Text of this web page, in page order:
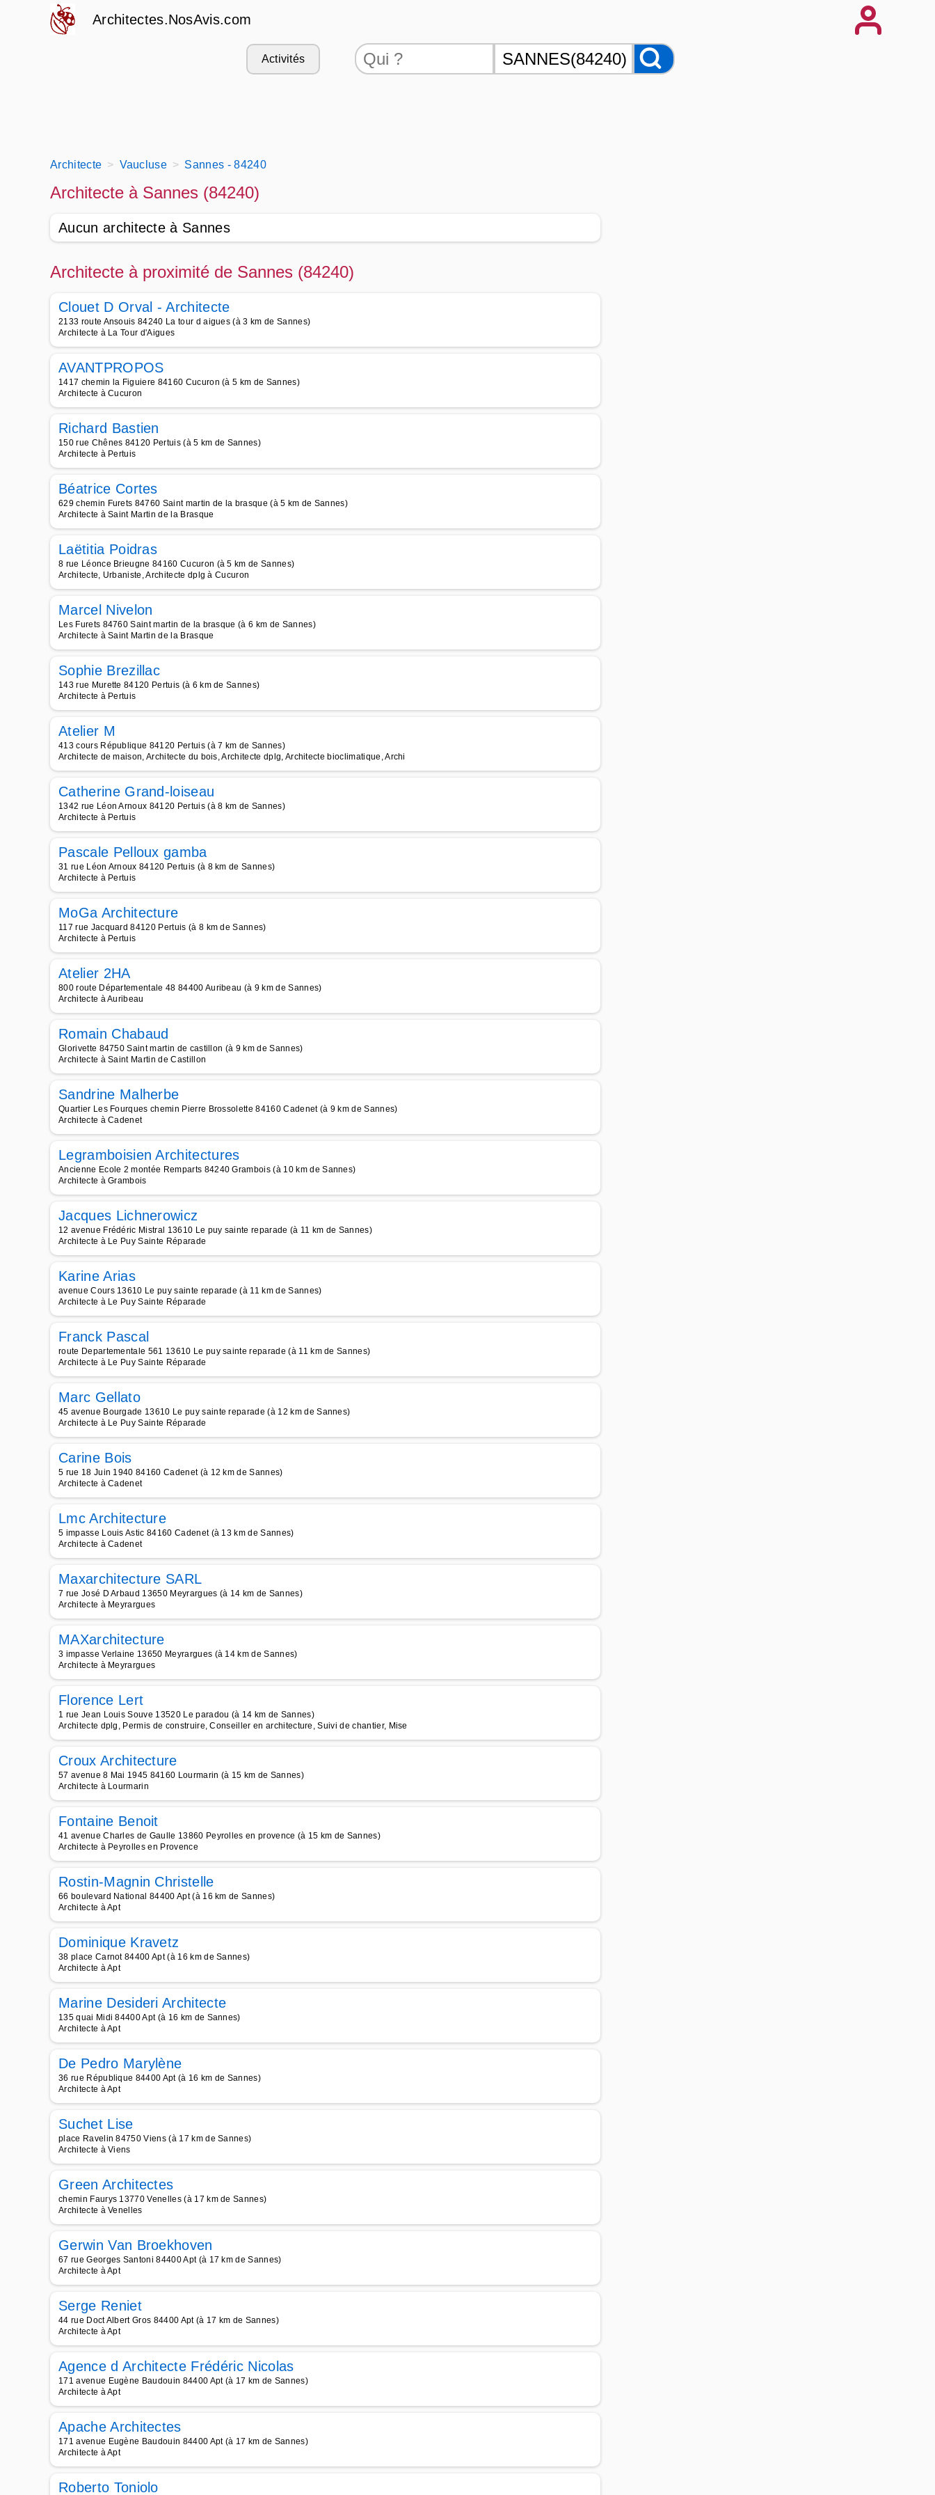
Architectes.NosAvis.com
Activités
Architecte Vaucluse Sannes - 84240
Architecte à Sannes (84240)
Aucun architecte à Sannes
Architecte à proximité de Sannes (84240)
Clouet D Orval - Architecte
2133 route Ansouis 84240 La tour d aigues (à 3 km de Sannes)
Architecte à La Tour d'Aigues
AVANTPROPOS
1417 chemin la Figuiere 84160 Cucuron (à 5 km de Sannes)
Architecte à Cucuron
Richard Bastien
150 rue Chênes 84120 Pertuis (à 5 km de Sannes)
Architecte à Pertuis
Béatrice Cortes
629 chemin Furets 84760 Saint martin de la brasque (à 5 km de Sannes)
Architecte à Saint Martin de la Brasque
Laëtitia Poidras
8 rue Léonce Brieugne 84160 Cucuron (à 5 km de Sannes)
Architecte, Urbaniste, Architecte dplg à Cucuron
Marcel Nivelon
Les Furets 84760 Saint martin de la brasque (à 6 km de Sannes)
Architecte à Saint Martin de la Brasque
Sophie Brezillac
143 rue Murette 84120 Pertuis (à 6 km de Sannes)
Architecte à Pertuis
Atelier M
413 cours République 84120 Pertuis (à 7 km de Sannes)
Architecte de maison, Architecte du bois, Architecte dplg, Architecte bioclimatique, Archi
Catherine Grand-loiseau
1342 rue Léon Arnoux 84120 Pertuis (à 8 km de Sannes)
Architecte à Pertuis
Pascale Pelloux gamba
31 rue Léon Arnoux 84120 Pertuis (à 8 km de Sannes)
Architecte à Pertuis
MoGa Architecture
117 rue Jacquard 84120 Pertuis (à 8 km de Sannes)
Architecte à Pertuis
Atelier 2HA
800 route Départementale 48 84400 Auribeau (à 9 km de Sannes)
Architecte à Auribeau
Romain Chabaud
Glorivette 84750 Saint martin de castillon (à 9 km de Sannes)
Architecte à Saint Martin de Castillon
Sandrine Malherbe
Quartier Les Fourques chemin Pierre Brossolette 84160 Cadenet (à 9 km de Sannes)
Architecte à Cadenet
Legramboisien Architectures
Ancienne Ecole 2 montée Remparts 84240 Grambois (à 10 km de Sannes)
Architecte à Grambois
Jacques Lichnerowicz
12 avenue Frédéric Mistral 13610 Le puy sainte reparade (à 11 km de Sannes)
Architecte à Le Puy Sainte Réparade
Karine Arias
avenue Cours 13610 Le puy sainte reparade (à 11 km de Sannes)
Architecte à Le Puy Sainte Réparade
Franck Pascal
route Departementale 561 13610 Le puy sainte reparade (à 11 km de Sannes)
Architecte à Le Puy Sainte Réparade
Marc Gellato
45 avenue Bourgade 13610 Le puy sainte reparade (à 12 km de Sannes)
Architecte à Le Puy Sainte Réparade
Carine Bois
5 rue 18 Juin 1940 84160 Cadenet (à 12 km de Sannes)
Architecte à Cadenet
Lmc Architecture
5 impasse Louis Astic 84160 Cadenet (à 13 km de Sannes)
Architecte à Cadenet
Maxarchitecture SARL
7 rue José D Arbaud 13650 Meyrargues (à 14 km de Sannes)
Architecte à Meyrargues
MAXarchitecture
3 impasse Verlaine 13650 Meyrargues (à 14 km de Sannes)
Architecte à Meyrargues
Florence Lert
1 rue Jean Louis Souve 13520 Le paradou (à 14 km de Sannes)
Architecte dplg, Permis de construire, Conseiller en architecture, Suivi de chantier, Mise
Croux Architecture
57 avenue 8 Mai 1945 84160 Lourmarin (à 15 km de Sannes)
Architecte à Lourmarin
Fontaine Benoit
41 avenue Charles de Gaulle 13860 Peyrolles en provence (à 15 km de Sannes)
Architecte à Peyrolles en Provence
Rostin-Magnin Christelle
66 boulevard National 84400 Apt (à 16 km de Sannes)
Architecte à Apt
Dominique Kravetz
38 place Carnot 84400 Apt (à 16 km de Sannes)
Architecte à Apt
Marine Desideri Architecte
135 quai Midi 84400 Apt (à 16 km de Sannes)
Architecte à Apt
De Pedro Marylène
36 rue République 84400 Apt (à 16 km de Sannes)
Architecte à Apt
Suchet Lise
place Ravelin 84750 Viens (à 17 km de Sannes)
Architecte à Viens
Green Architectes
chemin Faurys 13770 Venelles (à 17 km de Sannes)
Architecte à Venelles
Gerwin Van Broekhoven
67 rue Georges Santoni 84400 Apt (à 17 km de Sannes)
Architecte à Apt
Serge Reniet
44 rue Doct Albert Gros 84400 Apt (à 17 km de Sannes)
Architecte à Apt
Agence d Architecte Frédéric Nicolas
171 avenue Eugène Baudouin 84400 Apt (à 17 km de Sannes)
Architecte à Apt
Apache Architectes
171 avenue Eugène Baudouin 84400 Apt (à 17 km de Sannes)
Architecte à Apt
Roberto Toniolo